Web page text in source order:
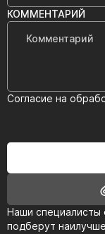
Наши специалисты
подберут
КОММЕНТАРИЙ
Согласие на